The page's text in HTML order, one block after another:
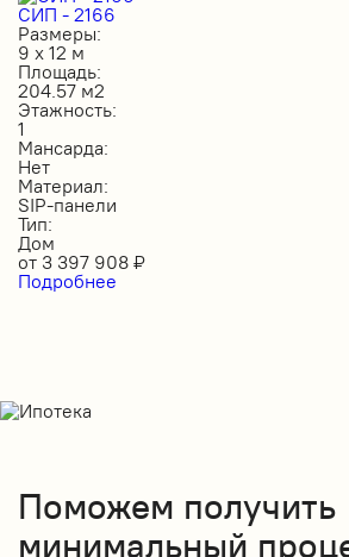
СИП - 2166
Размеры:
9 х 12 м
Площадь:
204.57 м2
Этажность:
1
Мансарда:
Нет
Материал:
SIP-панели
Тип:
Дом
от 3 397 908 ₽
Подробнее
Поможем получить
минимальный